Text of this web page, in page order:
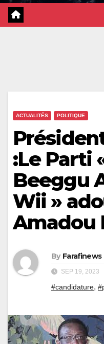
ACTUALITÉS POLITIQUE
:Le Parti
Beeggu
Wii »
Amadou
By Farafinews
SEP 19, 2023
#candidature,